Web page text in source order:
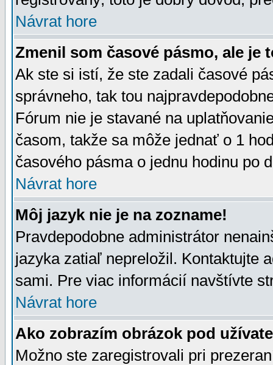
Návrat hore
Zmenil som časové pásmo, ale je
Ak ste si istí, že ste zadali časové
správneho, tak tou
Fórum nie je stavané na
časom, takže sa môže jednať o 1
časového pásma o jednu hodinu po
Návrat hore
Môj jazyk nie je na zozname!
Pravdepodobne administrátor
jazyka zatiaľ nepreložil. Kontaktujte
sami. Pre viac informácií navštívte
Návrat hore
Ako zobrazím obrázok pod
Možno ste zaregistrovali pri